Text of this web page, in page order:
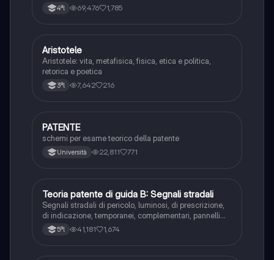
4ªl 69,476 1,785
Filosofia
Aristotele
Aristotele: vita, metafisica, fisica, etica e politica,
retorica e poetica
3ªl 7,642 216
Altro
PATENTE
schemi per esame teorico della patente
Università 22,811 771
Ed. civ.
Teoria patente di guida B: Segnali stradali
Segnali stradali di pericolo, luminosi, di prescrizione,
di indicazione, temporanei, complementari, pannelli
integrativi, segnaletica orizzontale, segnalazioni
agenti del traffico, distanza di visibilità per l‘arresto,
5ªl 41,181 1,674